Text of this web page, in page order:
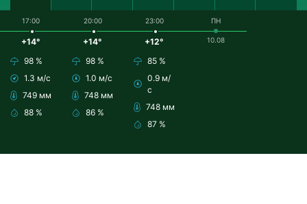
17:00
+14°
98 %
1.3 м/с
749 мм
88 %
20:00
+14°
98 %
1.0 м/с
748 мм
86 %
23:00
+12°
85 %
0.9 м/
с
748 мм
87 %
ПН
10.08